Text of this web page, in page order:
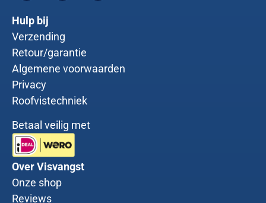
Hulp bij
Verzending
Retour/garantie
Algemene voorwaarden
Privacy
Roofvistechniek
Betaal veilig met
Over Visvangst
Onze shop
Reviews